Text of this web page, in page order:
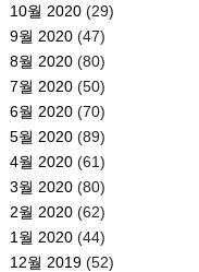
10월 2020(29)
9월 2020(47)
8월 2020(80)
7월 2020(50)
6월 2020(70)
5월 2020(89)
4월 2020(61)
3월 2020(80)
2월 2020(62)
1월 2020(44)
12월 2019(52)